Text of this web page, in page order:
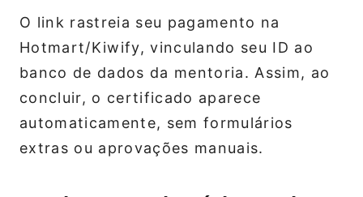
O link rastreia seu pagamento na
Hotmart/Kiwify, vinculando seu ID ao
banco de dados da mentoria. Assim, ao
concluir, o certificado aparece
automaticamente, sem formulários
extras ou aprovações manuais.